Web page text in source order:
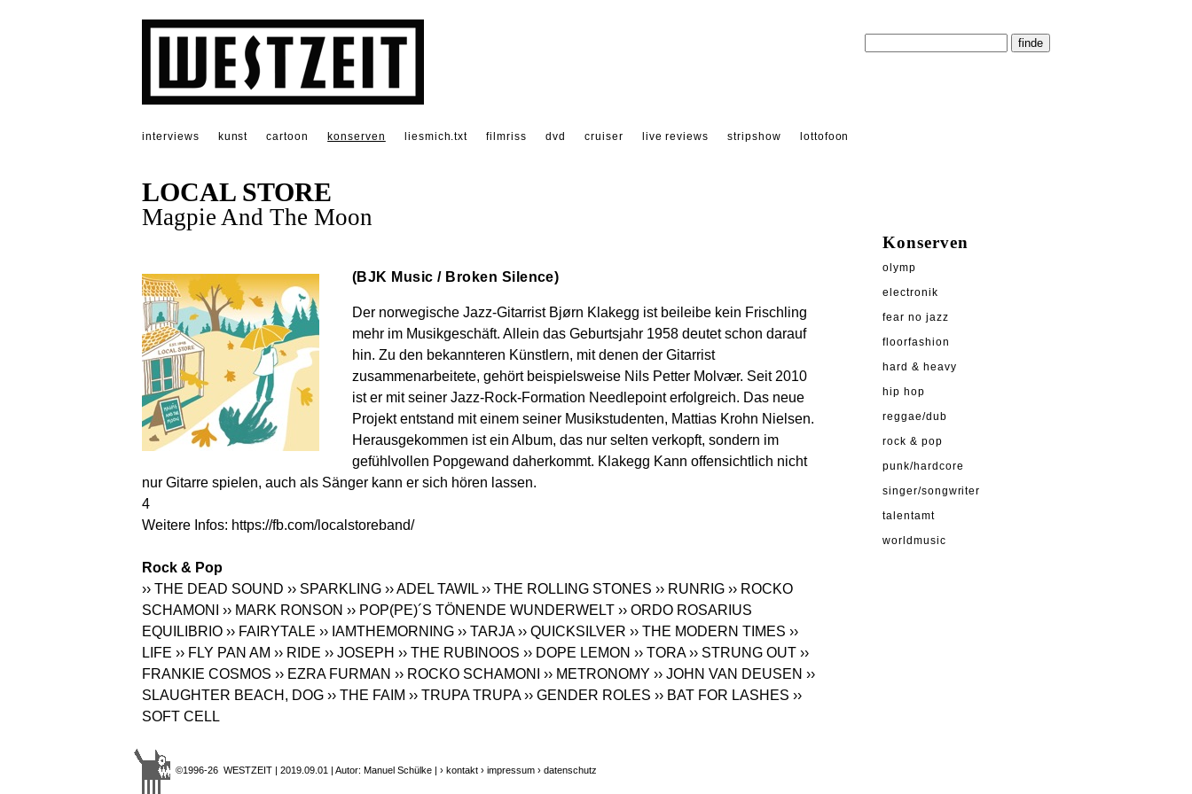
interviews kunst cartoon konserven liesmich.txt filmriss dvd cruiser live reviews stripshow lottofoon
LOCAL STORE
Magpie And The Moon
(BJK Music / Broken Silence)
Der norwegische Jazz-Gitarrist Bjørn Klakegg ist beileibe kein Frischling
mehr im Musikgeschäft. Allein das Geburtsjahr 1958 deutet schon darauf
hin. Zu den bekannteren Künstlern, mit denen der Gitarrist
zusammenarbeitete, gehört beispielsweise Nils Petter Molvær. Seit 2010
ist er mit seiner Jazz-Rock-Formation Needlepoint erfolgreich. Das neue
Projekt entstand mit einem seiner Musikstudenten, Mattias Krohn Nielsen.
Herausgekommen ist ein Album, das nur selten verkopft, sondern im
gefühlvollen Popgewand daherkommt. Klakegg Kann offensichtlich nicht
nur Gitarre spielen, auch als Sänger kann er sich hören lassen.
4
Weitere Infos: https://fb.com/localstoreband/
Rock & Pop
›› THE DEAD SOUND ›› SPARKLING ›› ADEL TAWIL ›› THE ROLLING STONES ›› RUNRIG ›› ROCKO
SCHAMONI
›› MARK RONSON ›› POP(PE)´S TÖNENDE WUNDERWELT ›› ORDO ROSARIUS
EQUILIBRIO ›› FAIRYTALE ›› IAMTHEMORNING ›› TARJA ›› QUICKSILVER ›› THE MODERN TIMES ››
LIFE ›› FLY PAN AM ›› RIDE ›› JOSEPH ›› THE RUBINOOS ›› DOPE LEMON ›› TORA ›› STRUNG OUT ››
FRANKIE COSMOS ›› EZRA FURMAN ›› ROCKO SCHAMONI ›› METRONOMY ›› JOHN VAN DEUSEN ››
SLAUGHTER BEACH, DOG ›› THE FAIM ›› TRUPA TRUPA ›› GENDER ROLES ›› BAT FOR LASHES ››
SOFT CELL
©1996-26 WESTZEIT | 2019.09.01 | Autor: Manuel Schülke | › kontakt › impressum › datenschutz
Konserven
olymp
electronik
fear no jazz
floorfashion
hard & heavy
hip hop
reggae/dub
rock & pop
punk/hardcore
singer/songwriter
talentamt
worldmusic